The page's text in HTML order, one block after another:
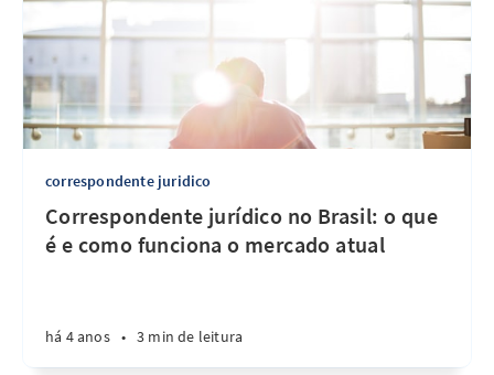
correspondente juridico
Correspondente jurídico no Brasil: o que
é e como funciona o mercado atual
há 4 anos • 3 min de leitura